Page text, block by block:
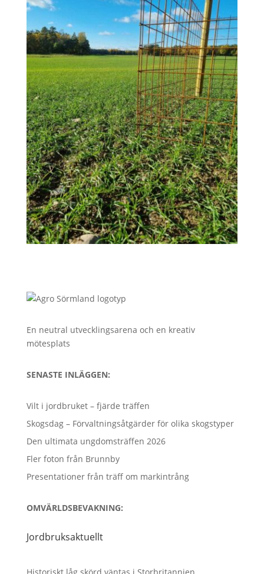
En neutral utvecklingsarena och en kreativ
mötesplats
SENASTE INLÄGGEN:
Vilt i jordbruket – fjärde träffen
Skogsdag – Förvaltningsåtgärder för olika skogstyper
Den ultimata ungdomsträffen 2026
Fler foton från Brunnby
Presentationer från träff om markintrång
OMVÄRLDSBEVAKNING:
Jordbruksaktuellt